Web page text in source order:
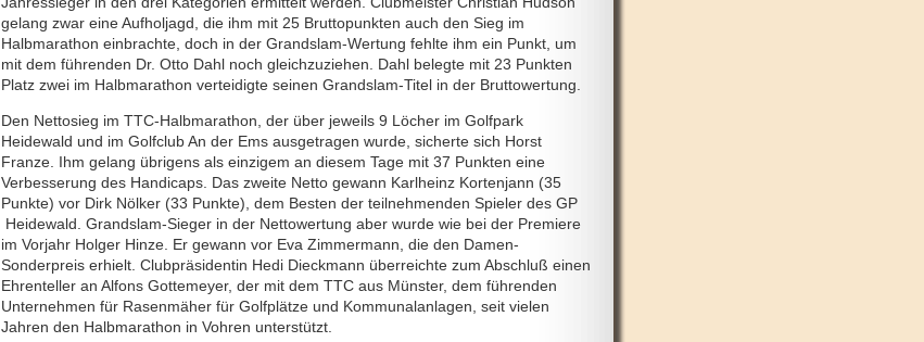
gelang zwar eine Aufholjagd, die ihm mit 25 Bruttopunkten auch den Sieg im
Halbmarathon einbrachte, doch in der Grandslam-Wertung fehlte ihm ein Punkt, um
mit dem führenden Dr. Otto Dahl noch gleichzuziehen. Dahl belegte mit 23 Punkten
Platz zwei im Halbmarathon verteidigte seinen Grandslam-Titel in der Bruttowertung.
Den Nettosieg im TTC-Halbmarathon, der über jeweils 9 Löcher im Golfpark
Heidewald und im Golfclub An der Ems ausgetragen wurde, sicherte sich Horst
Franze. Ihm gelang übrigens als einzigem an diesem Tage mit 37 Punkten eine
Verbesserung des Handicaps. Das zweite Netto gewann Karlheinz Kortenjann (35
Punkte) vor Dirk Nölker (33 Punkte), dem Besten der teilnehmenden Spieler des GP
Heidewald. Grandslam-Sieger in der Nettowertung aber wurde wie bei der Premiere
im Vorjahr Holger Hinze. Er gewann vor Eva Zimmermann, die den Damen-
Sonderpreis erhielt. Clubpräsidentin Hedi Dieckmann überreichte zum Abschluß einen
Ehrenteller an Alfons Gottemeyer, der mit dem TTC aus Münster, dem führenden
Unternehmen für Rasenmäher für Golfplätze und Kommunalanlagen, seit vielen
Jahren den Halbmarathon in Vohren unterstützt.